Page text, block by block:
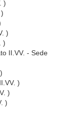
)
)
)
II.VV. - Sede
)
)
)